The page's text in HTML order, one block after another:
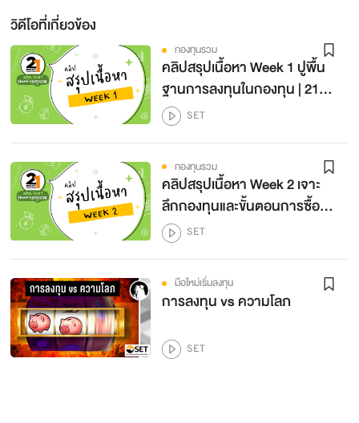
วิดีโอที่เกี่ยวข้อง
กองทุนรวม
คลิปสรุปเนื้อหา Week 1 ปูพื้น
ฐานการลงทุนในกองทุน | 21-
Day Challenge กองทุนรวม
SET
กองทุนรวม
คลิปสรุปเนื้อหา Week 2 เจาะ
ลึกกองทุนและขั้นตอนการซื้อ
ขายกองทุน | 21-Day
Challenge กองทุนรวม
SET
มือใหม่เริ่มลงทุน
การลงทุน vs ความโลภ
SET